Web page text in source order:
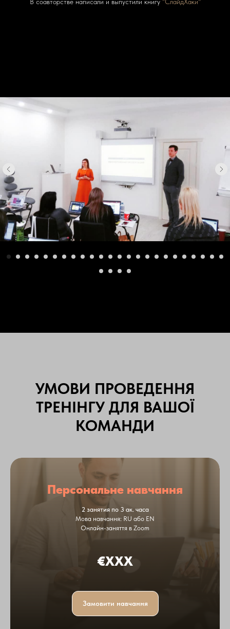
УМОВИ ПРОВЕДЕННЯ
ТРЕНІНГУ ДЛЯ ВАШОЇ
КОМАНДИ
Персональне навчання
2 занятия по 3 ак. часа
Мова навчання: RU або EN
Онлайн-заняття в Zoom
€XXX
Замовити навчання